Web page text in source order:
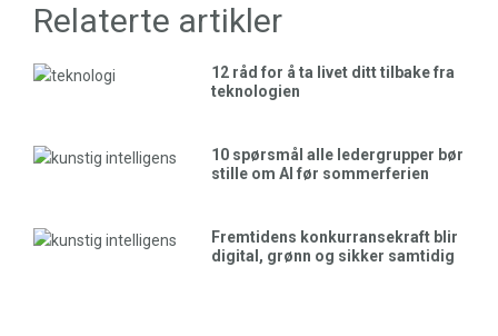
Relaterte artikler
12 råd for å ta livet ditt tilbake fra
teknologien
10 spørsmål alle ledergrupper bør
stille om AI før sommerferien
Fremtidens konkurransekraft blir
digital, grønn og sikker samtidig